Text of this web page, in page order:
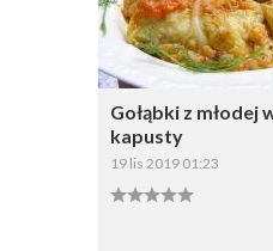
Gołąbki z młodej
kapusty
19 lis 2019 01:23